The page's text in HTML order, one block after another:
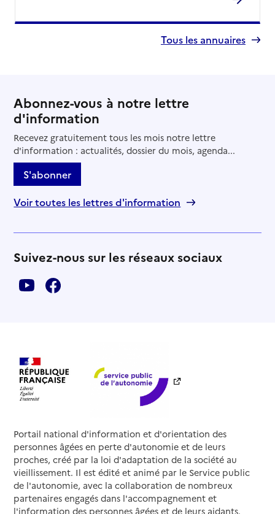
Tous les annuaires
Abonnez-vous à notre lettre
d'information
Recevez gratuitement tous les mois notre lettre
d'information : actualités, dossier du mois, agenda...
S'abonner
Voir toutes les lettres d'information
Suivez-nous sur les réseaux sociaux
Portail national d'information et d'orientation des
personnes âgées en perte d'autonomie et de leurs
proches, créé par la loi d'adaptation de la société au
vieillissement. Il est édité et animé par le Service public
de l'autonomie, avec la collaboration de nombreux
partenaires engagés dans l'accompagnement et
l'information des personnes âgées et de leurs aidants.